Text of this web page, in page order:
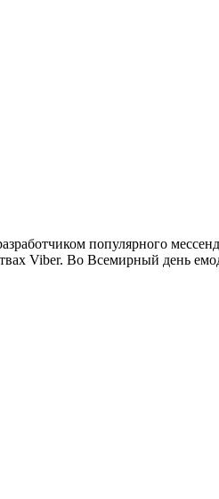
популярного
Viber. Во Всемирный день